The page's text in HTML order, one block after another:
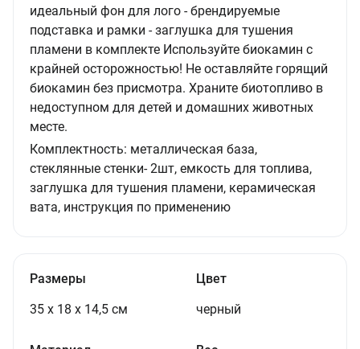
идеальный фон для лого - брендируемые
подставка и рамки - заглушка для тушения
пламени в комплекте Используйте биокамин с
крайней осторожностью! Не оставляйте горящий
биокамин без присмотра. Храните биотопливо в
недоступном для детей и домашних животных
месте.
Комплектность: металлическая база,
стеклянные стенки- 2шт, емкость для топлива,
заглушка для тушения пламени, керамическая
вата, инструкция по применению
Размеры
35 x 18 x 14,5 см
Цвет
черный